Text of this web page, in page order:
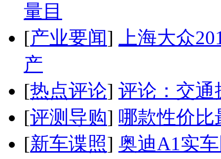
量目
[产业要闻]
上海大众
产
[热点评论] 评论：交通
[评测导购] 哪款性价比
[新车谍照] 奥迪A1实